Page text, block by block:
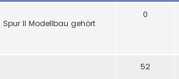
II Modellbau gehört
0
52